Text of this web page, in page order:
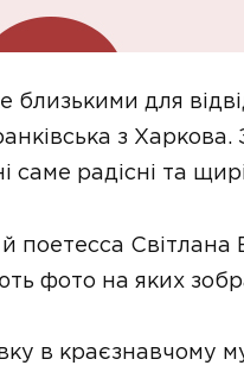
близькими для
з
саме радісні та
й поетесса
фото на яких
в краєзнавчому